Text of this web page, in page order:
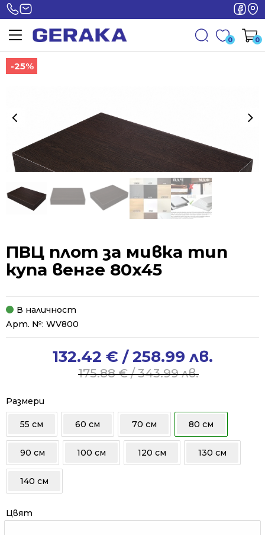
0 0
-25%
-25%
ПВЦ плот за мивка тип
купа венге 80x45
В наличност
Арт. №: WV800
175.88€/ 343.99 лв.
175.88 €
/
343.99 лв..
132.42 € / 258.99 лв.
132.42 €
/
258.99 лв..
Размери
55 см 60 см 70 см 80 см
90 см 100 см 120 см 130 см
140 см
Цвят